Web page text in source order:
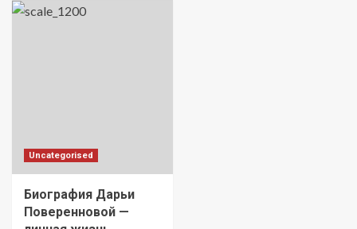
Uncategorised
Биография Дарьи
Поверенновой —